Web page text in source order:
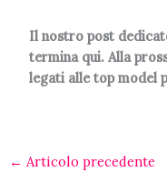
Il nostro post
termina qui. Alla
legati alle top model
← Articolo precedente